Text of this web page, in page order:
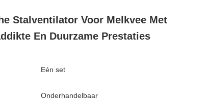
Stalventilator Voor Melkvee Met
En Duurzame Prestaties
Eén set
Onderhandelbaar